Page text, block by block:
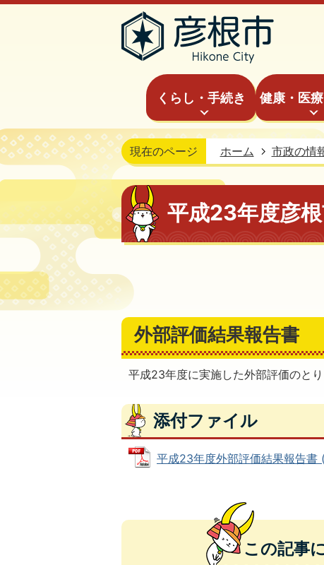
くらし・手続き 健康・医
現在のページ ホーム 市政の情
平成23年度彦
外部評価結果報告書
平成23年度に実施した外部評価のと
添付ファイル
平成23年度外部評価結果報告書
この記事